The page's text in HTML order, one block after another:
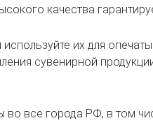
качества
их для
сувенирной
во все города РФ, в том